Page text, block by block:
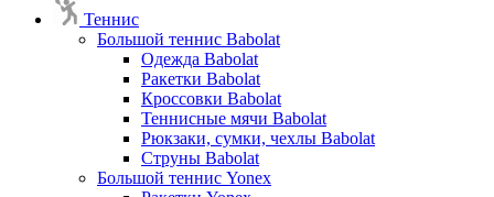
Теннис
Большой теннис Babolat
Одежда Babolat
Ракетки Babolat
Кроссовки Babolat
Теннисные мячи Babolat
Рюкзаки, сумки, чехлы Babolat
Струны Babolat
Большой теннис Yonex